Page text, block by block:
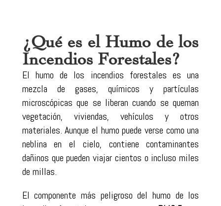
¿Qué es el Humo de los
Incendios Forestales?
El humo de los incendios forestales es una
mezcla de gases, químicos y partículas
microscópicas que se liberan cuando se queman
vegetación, viviendas, vehículos y otros
materiales. Aunque el humo puede verse como una
neblina en el cielo, contiene contaminantes
dañinos que pueden viajar cientos o incluso miles
de millas.
El componente más peligroso del humo de los